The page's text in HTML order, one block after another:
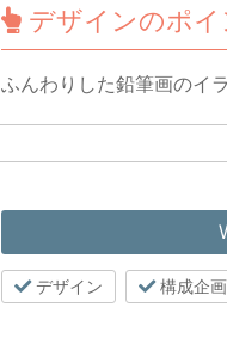
デザインのポイ
ふんわりした鉛筆画のイ
デザイン 構成企画